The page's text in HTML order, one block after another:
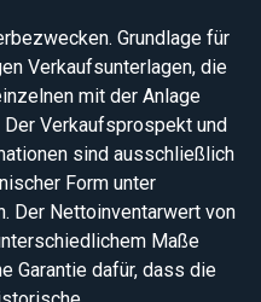
Grundlage für
Verkaufsunterlagen, die
mit der Anlage
Verkaufsprospekt und
sind ausschließlich
Form unter
Der Nettoinventarwert von
Maße
Garantie dafür, dass die